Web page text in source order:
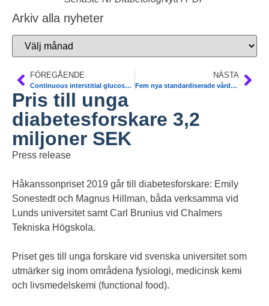
Arkiv alla nyheter
FÖREGÅENDE
Continuous interstitial glucose sensing – the standard of care in T1DM and in some T2DM. For discussion
NÄSTA
Fem nya standardiserade vårdförlopp 2020. Diabetes ett av dessa. Friska pengar 100 MSEK nationellt/regionalt. Totat 900 MSEK
Pris till unga
diabetesforskare 3,2
miljoner SEK
Press release
Håkanssonpriset 2019 går till diabetesforskare: Emily
Sonestedt och Magnus Hillman, båda verksamma vid
Lunds universitet samt Carl Brunius vid Chalmers
Tekniska Högskola.
Priset ges till unga forskare vid svenska universitet som
utmärker sig inom områdena fysiologi, medicinsk kemi
och livsmedelskemi (functional food).